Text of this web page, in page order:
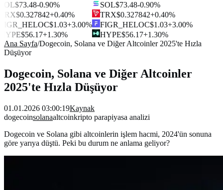
$73.48-0.90%
$0.327842+0.40%
$1.03+3.00%
$56.17+1.30%
SOL$73.48-0.90%
TRX$0.327842+0.40%
FIGR_HELOC$1.03+3.00%
HYPE$56.17+1.30%
Ana Sayfa/Dogecoin, Solana ve Diğer Altcoinler 2025'te Hızla
Düşüyor
Dogecoin, Solana ve Diğer Altcoinler
2025'te Hızla Düşüyor
01.01.2026 03:00:19Kaynak
dogecoinsolanaaltcoinkripto parapiyasa analizi
Dogecoin ve Solana gibi altcoinlerin işlem hacmi, 2024'ün sonuna
göre yarıya düştü. Peki bu durum ne anlama geliyor?